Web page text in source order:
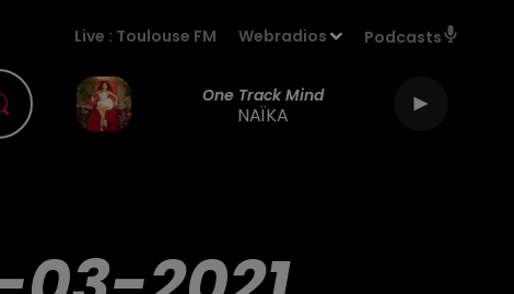
Live : Toulouse FM Webradios Podcasts
One Track Mind
NAÏKA